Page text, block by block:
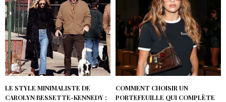
LE STYLE MINIMALISTE DE
CAROLYN BESSETTE-KENNEDY :
COMMENT CHOISIR UN
PORTEFEUILLE QUI COMPLÈTE